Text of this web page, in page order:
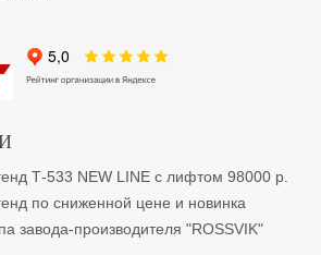
Т-533 NEW LINE с лифтом 98000 р.
по сниженной цене и новинка
завода-производителя "ROSSVIK"